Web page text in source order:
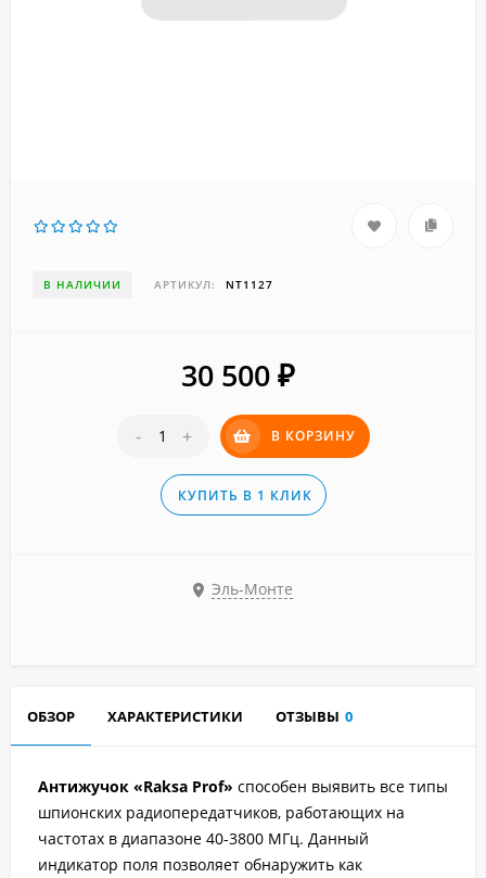
В НАЛИЧИИ АРТИКУЛ: NT1127
30 500 ₽
- + В КОРЗИНУ
КУПИТЬ В 1 КЛИК
Эль-Монте
ОБЗОР ХАРАКТЕРИСТИКИ ОТЗЫВЫ 0
Антижучок «Raksa Prof» способен выявить все типы
шпионских радиопередатчиков, работающих на
частотах в диапазоне 40-3800 МГц. Данный
индикатор поля позволяет обнаружить как